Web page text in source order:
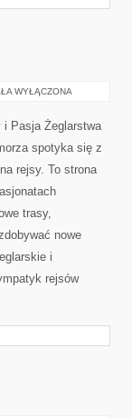
WYŁĄCZONA
i Pasja Żeglarstwa
spotyka się z
rejsy. To strona
trasy,
nowe
i
rejsów